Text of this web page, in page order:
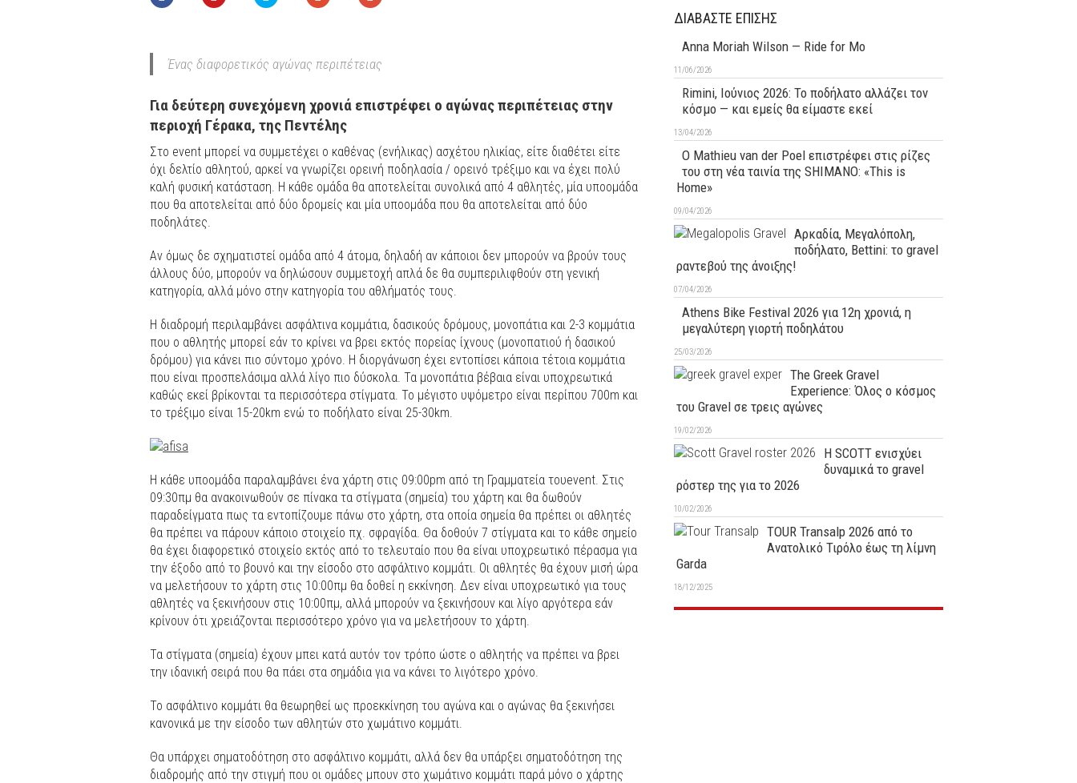
Ένας διαφορετικός αγώνας περιπέτειας
Για δεύτερη συνεχόμενη χρονιά επιστρέφει ο αγώνας περιπέτειας στην
περιοχή Γέρακα, της Πεντέλης
Στο event μπορεί να συμμετέχει ο καθένας (ενήλικας) ασχέτου ηλικίας, είτε διαθέτει είτε
όχι δελτίο αθλητού, αρκεί να γνωρίζει ορεινή ποδηλασία / ορεινό τρέξιμο και να έχει πολύ
καλή φυσική κατάσταση. Η κάθε ομάδα θα αποτελείται συνολικά από 4 αθλητές, μία υποομάδα
που θα αποτελείται από δύο δρομείς και μία υποομάδα που θα αποτελείται από δύο
ποδηλάτες.
Αν όμως δε σχηματιστεί ομάδα από 4 άτομα, δηλαδή αν κάποιοι δεν μπορούν να βρούν τους
άλλους δύο, μπορούν να δηλώσουν συμμετοχή απλά δε θα συμπεριλιφθούν στη γενική
κατηγορία, αλλά μόνο στην κατηγορία του αθλήματός τους.
Η διαδρομή περιλαμβάνει ασφάλτινα κομμάτια, δασικούς δρόμους, μονοπάτια και 2-3 κομμάτια
που ο αθλητής μπορεί εάν το κρίνει να βρει εκτός πορείας ίχνους (μονοπατιού ή δασικού
δρόμου) για κάνει πιο σύντομο χρόνο. Η διοργάνωση έχει εντοπίσει κάποια τέτοια κομμάτια
που είναι προσπελάσιμα αλλά λίγο πιο δύσκολα. Τα μονοπάτια βέβαια είναι υποχρεωτικά
καθώς εκεί βρίκονται τα περισσότερα στίγματα. Το μέγιστο υψόμετρο είναι περίπου 700m και
το τρέξιμο είναι 15-20km ενώ το ποδήλατο είναι 25-30km.
Η κάθε υποομάδα παραλαμβάνει ένα χάρτη στις 09:00pm από τη Γραμματεία τουevent. Στις
09:30πμ θα ανακοινωθούν σε πίνακα τα στίγματα (σημεία) του χάρτη και θα δωθούν
παραδείγματα πως τα εντοπίζουμε πάνω στο χάρτη, στα οποία σημεία θα πρέπει οι αθλητές
θα πρέπει να πάρουν κάποιο στοιχείο πχ. σφραγίδα. Θα δοθούν 7 στίγματα και το κάθε σημείο
θα έχει διαφορετικό στοιχείο εκτός από το τελευταίο που θα είναι υποχρεωτικό πέρασμα για
την έξοδο από το βουνό και την είσοδο στο ασφάλτινο κομμάτι. Οι αθλητές θα έχουν μισή ώρα
να μελετήσουν το χάρτη στις 10:00πμ θα δοθεί η εκκίνηση. Δεν είναι υποχρεωτικό για τους
αθλητές να ξεκινήσουν στις 10:00πμ, αλλά μπορούν να ξεκινήσουν και λίγο αργότερα εάν
κρίνουν ότι χρειάζονται περισσότερο χρόνο για να μελετήσουν το χάρτη.
Τα στίγματα (σημεία) έχουν μπει κατά αυτόν τον τρόπο ώστε ο αθλητής να πρέπει να βρει
την ιδανική σειρά που θα πάει στα σημάδια για να κάνει το λιγότερο χρόνο.
Το ασφάλτινο κομμάτι θα θεωρηθεί ως προεκκίνηση του αγώνα και ο αγώνας θα ξεκινήσει
κανονικά με την είσοδο των αθλητών στο χωμάτινο κομμάτι.
Θα υπάρχει σηματοδότηση στο ασφάλτινο κομμάτι, αλλά δεν θα υπάρξει σηματοδότηση της
διαδρομής από την στιγμή που οι ομάδες μπουν στο χωμάτινο κομμάτι παρά μόνο ο χάρτης
ΔΙΑΒΑΣΤΕ ΕΠΙΣΗΣ
Anna Moriah Wilson — Ride for Mo
11/06/2026
Rimini, Ιούνιος 2026: Το ποδήλατο αλλάζει τον
κόσμο — και εμείς θα είμαστε εκεί
13/04/2026
Ο Mathieu van der Poel επιστρέφει στις ρίζες
του στη νέα ταινία της SHIMANO: «This is
Home»
09/04/2026
Αρκαδία, Μεγαλόπολη,
ποδήλατο, Bettini: το gravel
ραντεβού της άνοιξης!
07/04/2026
Athens Bike Festival 2026 για 12η χρονιά, η
μεγαλύτερη γιορτή ποδηλάτου
25/03/2026
The Greek Gravel
Experience: Όλος ο κόσμος
του Gravel σε τρεις αγώνες
19/02/2026
Η SCOTT ενισχύει
δυναμικά το gravel
ρόστερ της για το 2026
10/02/2026
TOUR Transalp 2026 από το
Ανατολικό Τιρόλο έως τη λίμνη
Garda
18/12/2025